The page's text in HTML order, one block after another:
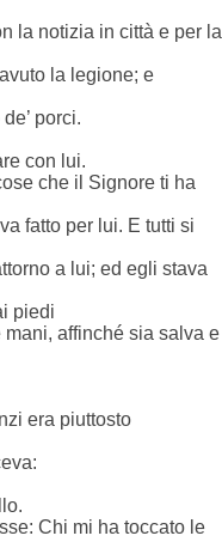
la notizia in città e per la
la legione; e
porci.
con lui.
che il Signore ti ha
fatto per lui. E tutti si
a lui; ed egli stava
piedi
affinché sia salva e
era piuttosto
Chi mi ha toccato le